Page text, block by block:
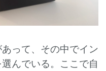
って、その中でイン
んでいる。ここで自